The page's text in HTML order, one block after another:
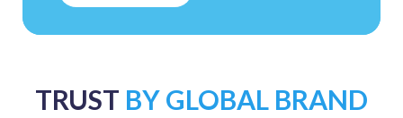
TRUST BY GLOBAL BRAND